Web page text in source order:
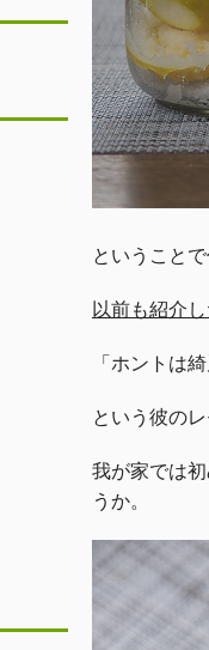
ということ
以前も紹介
「ホントは
という彼の
我が家では
うか。